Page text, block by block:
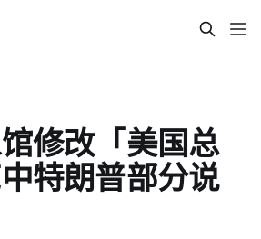
修改「美国总
特朗普部分说